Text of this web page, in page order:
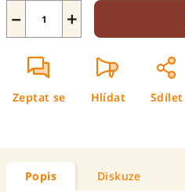
+
−
Zeptat se Hlídat Sdílet
Popis Diskuze